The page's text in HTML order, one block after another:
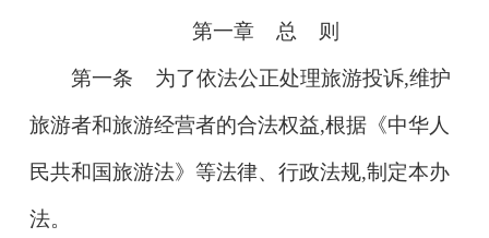
第一章 总 则
第一条 为了依法公正处理旅游投诉,维护
旅游者和旅游经营者的合法权益,根据《中华人
民共和国旅游法》等法律、行政法规,制定本办
法。